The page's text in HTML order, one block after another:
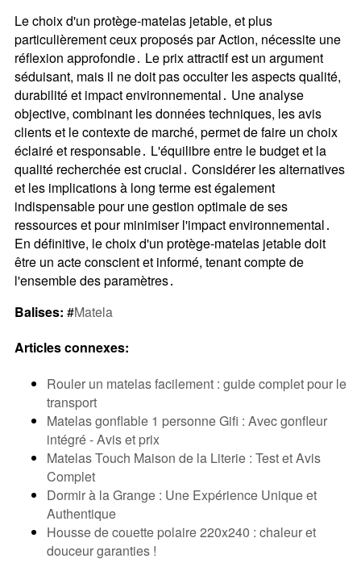
Le choix d'un protège-matelas jetable, et plus
particulièrement ceux proposés par Action, nécessite une
réflexion approfondie․ Le prix attractif est un argument
séduisant, mais il ne doit pas occulter les aspects qualité,
durabilité et impact environnemental․ Une analyse
objective, combinant les données techniques, les avis
clients et le contexte de marché, permet de faire un choix
éclairé et responsable․ L'équilibre entre le budget et la
qualité recherchée est crucial․ Considérer les alternatives
et les implications à long terme est également
indispensable pour une gestion optimale de ses
ressources et pour minimiser l'impact environnemental․
En définitive, le choix d'un protège-matelas jetable doit
être un acte conscient et informé, tenant compte de
l'ensemble des paramètres․
Balises: #Matela
Articles connexes:
Rouler un matelas facilement : guide complet pour le
transport
Matelas gonflable 1 personne Gifi : Avec gonfleur
intégré - Avis et prix
Matelas Touch Maison de la Literie : Test et Avis
Complet
Dormir à la Grange : Une Expérience Unique et
Authentique
Housse de couette polaire 220x240 : chaleur et
douceur garanties !